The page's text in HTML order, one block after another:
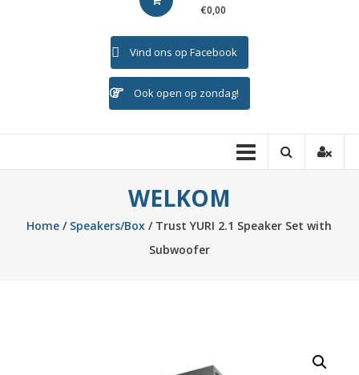
€0,00
Vind ons op Facebook
Ook open op zondag!
WELKOM
Home / Speakers/Box / Trust YURI 2.1 Speaker Set with
Subwoofer